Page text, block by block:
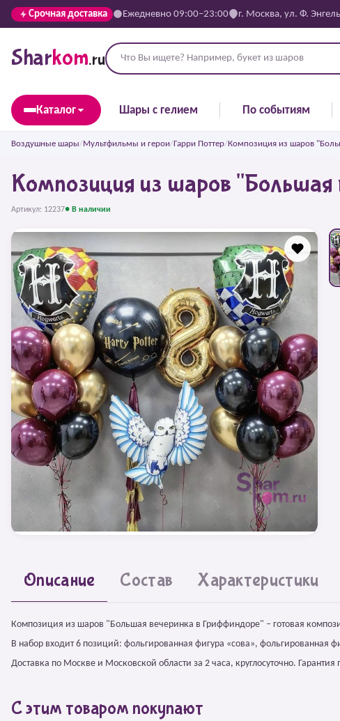
Срочная доставка Ежедневно 09:00–23:00 г. Москва, ул. Ф.
Sharkom.ru
Каталог Шары с гелием По событиям
Воздушные шары/Мультфильмы и герои/Гарри Поттер/Композиция из шаров
Композиция из шаров "Большая
Артикул: 12237● В наличии
Описание Состав Характеристики
Композиция из шаров "Большая вечеринка в Гриффиндоре" – готовая
В набор входит 6 позиций: фольгированная фигура «сова», фольгированная
Доставка по Москве и Московской области за 2 часа, круглосуточно.
С этим товаром покупают